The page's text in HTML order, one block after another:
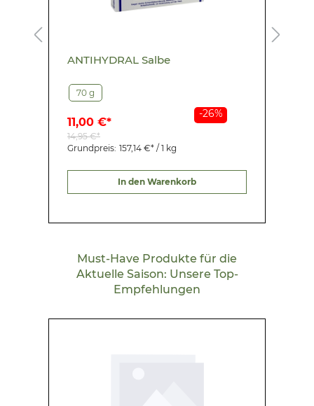
-26%
ANTIHYDRAL Salbe
70 g
11,00 €*
14,95 €*
Grundpreis: 157,14 €* / 1 kg
In den Warenkorb
Must-Have Produkte für die
Aktuelle Saison: Unsere Top-
Empfehlungen